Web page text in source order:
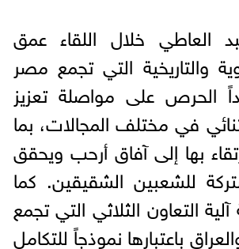
العاطي خلال اللقاء عمق
والتاريخية التي تجمع مصر
الحرص على مواصلة تعزيز
في مختلف المجالات، بما
بها إلى آفاق أرحب ويحقق
للشعبين الشقيقين. كما
التعاون الثلاثي التي تجمع
باعتبارها نموذجاً للتكامل